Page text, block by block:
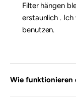
Filter hängen
erstaunlich .
benutzen.
Wie funktionieren